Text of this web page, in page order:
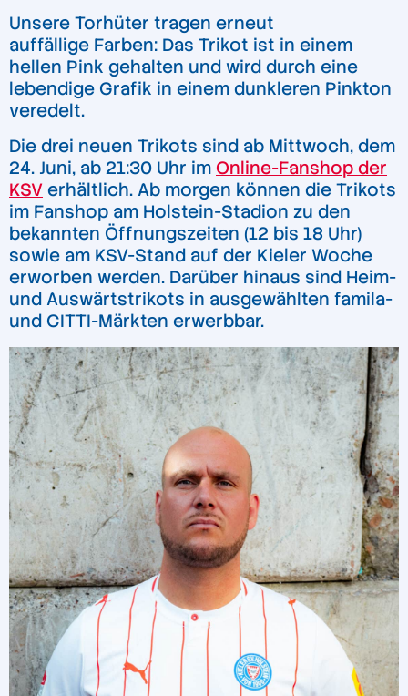
Unsere Torhüter tragen erneut
auffällige Farben: Das Trikot ist in einem
hellen Pink gehalten und wird durch eine
lebendige Grafik in einem dunkleren Pinkton
veredelt.
Die drei neuen Trikots sind ab Mittwoch, dem
24. Juni, ab 21:30 Uhr im Online-Fanshop der
KSV erhältlich. Ab morgen können die Trikots
im Fanshop am Holstein-Stadion zu den
bekannten Öffnungszeiten (12 bis 18 Uhr)
sowie am KSV-Stand auf der Kieler Woche
erworben werden. Darüber hinaus sind Heim-
und Auswärtstrikots in ausgewählten famila-
und CITTI-Märkten erwerbbar.